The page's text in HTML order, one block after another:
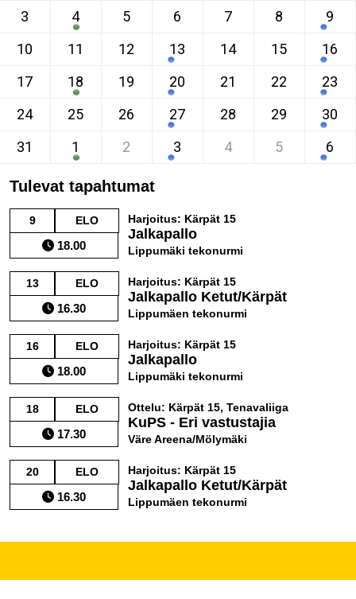
3
4 5 6 7 8
9
10
11 12 13 14 15
16
17
18 19 20 21 22
23
24
25 26 27 28 29
30
31
1 2 3 4 5 6
Tulevat tapahtumat
9 ELO
18.00
Harjoitus: Kärpät 15
Jalkapallo
Lippumäki tekonurmi
13 ELO
16.30
Harjoitus: Kärpät 15
Jalkapallo Ketut/Kärpät
Lippumäen tekonurmi
16 ELO
18.00
Harjoitus: Kärpät 15
Jalkapallo
Lippumäki tekonurmi
18 ELO
17.30
Ottelu: Kärpät 15, Tenavaliiga
KuPS - Eri vastustajia
Väre Areena/Mölymäki
20 ELO
16.30
Harjoitus: Kärpät 15
Jalkapallo Ketut/Kärpät
Lippumäen tekonurmi